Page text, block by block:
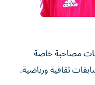
مصاحبة خاصة
ثقافية ورياضية.